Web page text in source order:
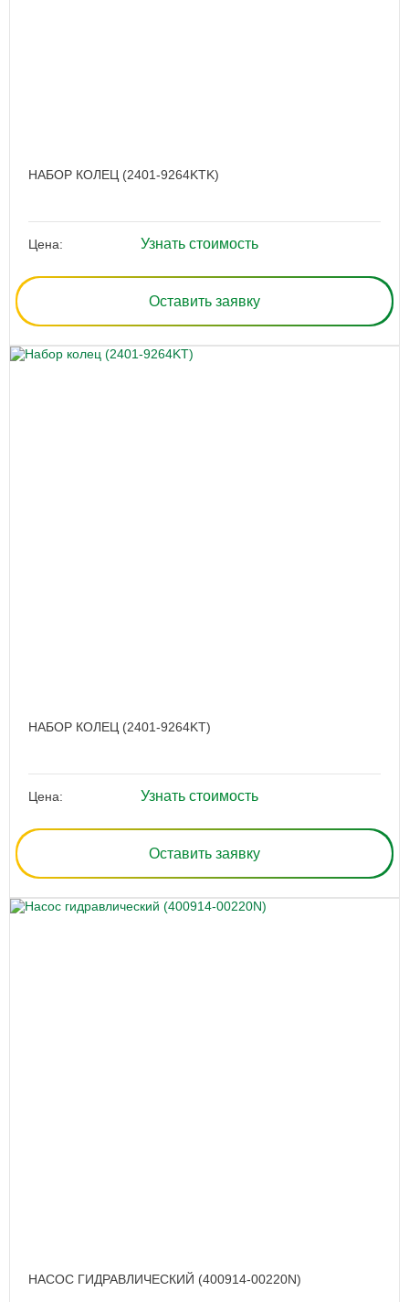
НАБОР КОЛЕЦ (2401-9264KTK)
Цена: Узнать стоимость
Оставить заявку
НАБОР КОЛЕЦ (2401-9264KT)
Цена: Узнать стоимость
Оставить заявку
НАСОС ГИДРАВЛИЧЕСКИЙ (400914-00220N)